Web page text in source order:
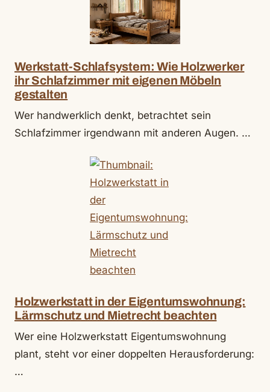
Werkstatt-Schlafsystem: Wie Holzwerker
ihr Schlafzimmer mit eigenen Möbeln
gestalten
Wer handwerklich denkt, betrachtet sein
Schlafzimmer irgendwann mit anderen Augen. …
Holzwerkstatt in der Eigentumswohnung:
Lärmschutz und Mietrecht beachten
Wer eine Holzwerkstatt Eigentumswohnung
plant, steht vor einer doppelten Herausforderung:
…